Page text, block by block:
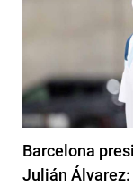
Barcelona
Julián